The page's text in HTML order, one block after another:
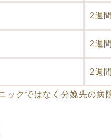
2週
2週
2週
ックではなく分娩先の病